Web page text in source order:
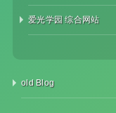
爱光学园 综合网站
old Blog